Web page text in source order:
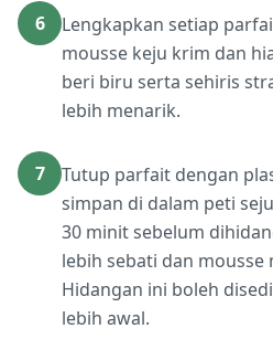
6
Lengkapkan setiap
mousse keju krim dan
beri biru serta sehiris
lebih menarik.
7
Tutup parfait dengan
simpan di dalam peti
30 minit sebelum
lebih sebati dan mousse
Hidangan ini boleh
lebih awal.